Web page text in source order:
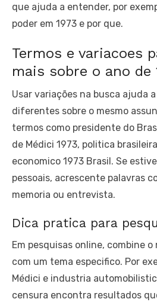
que ajuda a entender, por
poder em 1973 e por que.
Termos e variacoes
mais sobre o ano de
Usar variações na busca ajuda
diferentes sobre o mesmo
termos como presidente do
de Médici 1973, politica
economico 1973 Brasil. Se
pessoais, acrescente palavras
memoria ou entrevista.
Dica pratica para
Em pesquisas online, combine
com um tema especifico. Por
Médici e industria
censura encontra resultados